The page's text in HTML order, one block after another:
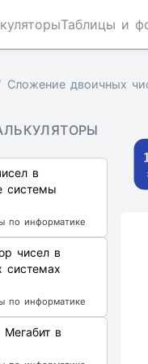
Таблицы и
Сложение двоичных
в
системы
по информатике
чисел в
системах
по информатике
Мегабит в